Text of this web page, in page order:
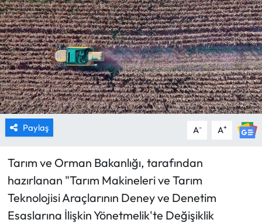
Paylaş A- A+
Tarım ve Orman Bakanlığı, tarafından
hazırlanan "Tarım Makineleri ve Tarım
Teknolojisi Araçlarının Deney ve Denetim
Esaslarına İlişkin Yönetmelik'te Değişiklik
SPOR
TARIM
TURİZM
YAŞAM